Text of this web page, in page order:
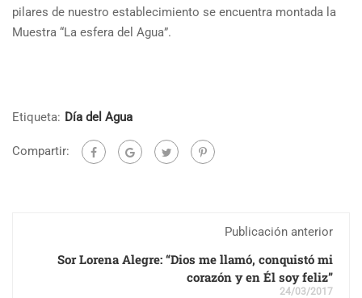
pilares de nuestro establecimiento se encuentra montada la
Muestra “La esfera del Agua”.
Etiqueta: Día del Agua
Compartir:
Publicación anterior
Sor Lorena Alegre: “Dios me llamó, conquistó mi
corazón y en Él soy feliz”
24/03/2017